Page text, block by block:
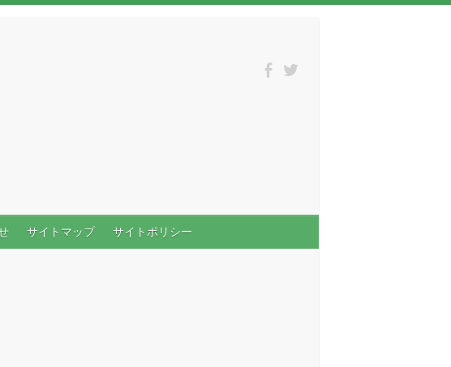
サイトマップ サイトポリシー